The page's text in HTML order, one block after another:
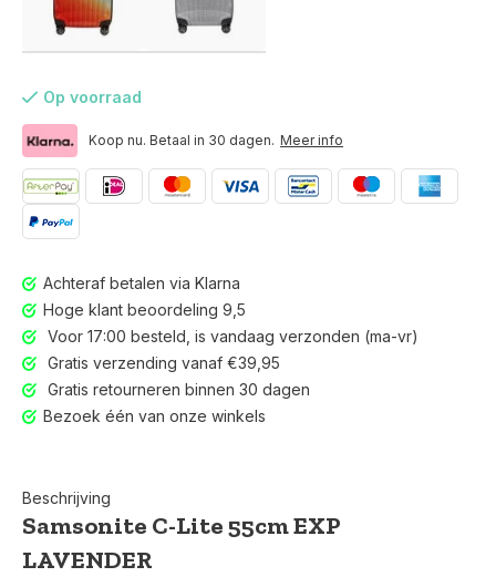
Voor 17:00 besteld, is vandaag verzonden (ma-vr)
Op voorraad
Koop nu. Betaal in 30 dagen. Meer info
Achteraf betalen via Klarna
Hoge klant beoordeling 9,5
Voor 17:00 besteld, is vandaag verzonden (ma-vr)
Gratis verzending vanaf €39,95
Gratis retourneren binnen 30 dagen
Bezoek één van onze winkels
Beschrijving
Samsonite C-Lite 55cm EXP
LAVENDER